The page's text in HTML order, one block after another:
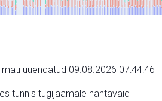
uuendatud 09.08.2026 07:44:46
tunnis tugijaamale nähtavaid